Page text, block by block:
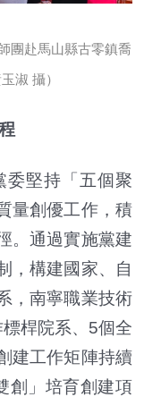
團赴馬山縣古零鎮喬
淑 攝）
堅持「五個聚
量創優工作，積
。通過實施黨建
，構建國家、自
，南寧職業技術
桿院系、5個全
建工作矩陣持續
創」培育創建項